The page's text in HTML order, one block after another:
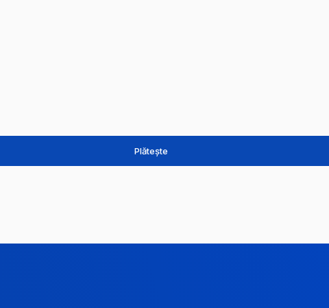
Plătește